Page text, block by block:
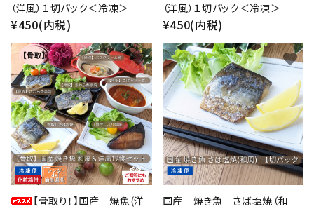
（洋風）１切パック＜冷凍＞
¥450(内税)
（洋風）１切パック＜冷凍＞
¥450(内税)
【骨取り！】国産 焼魚(洋
favorite
国産 焼き魚 さば塩焼（和
favorite